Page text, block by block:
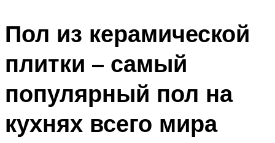
Пол из керамической
плитки – самый
популярный пол на
кухнях всего мира